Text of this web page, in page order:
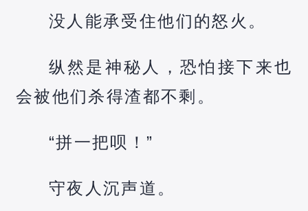
没人能承受住他们的怒火。
纵然是神秘人，恐怕接下来也
会被他们杀得渣都不剩。
“拼一把呗！”
守夜人沉声道。